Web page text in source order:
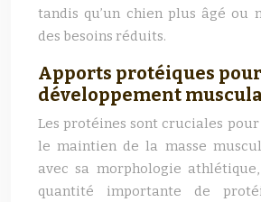
tandis qu’un chien plus âgé ou
des besoins réduits.
Apports protéiques
développement
Les protéines sont cruciales
le maintien de la masse
avec sa morphologie
quantité importante de